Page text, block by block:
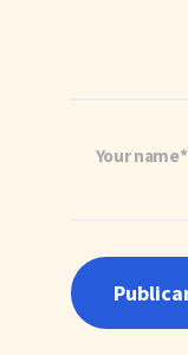
Your name*